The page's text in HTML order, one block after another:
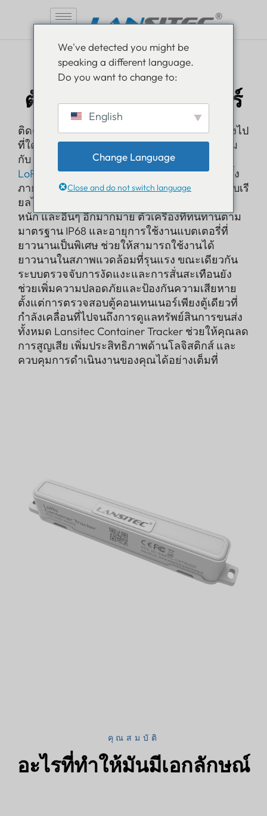
โลราวัน
ตัวติดตามคอนเทนเนอร์
ติดตามทรัพย์สินอันมีค่าของคุณไม่ว่าจะเดินทางไป
ที่ใดด้วย Lansitec Container Tracker ที่มาพร้อม
กับ GNSS, Bluetooth และเทคโนโลยี
LoRaWANโดดเด่นทั้งในด้านการระบุตำแหน่งทั้ง
ภายในและภายนอกอาคาร มอบการมองเห็นแบบเรี
ยลไทม์ในตู้คอนเทนเนอร์ ตู้ขนส่ง เครื่องจักรกล
หนัก และอื่นๆ อีกมากมาย ตัวเครื่องที่ทนทานตาม
มาตรฐาน IP68 และอายุการใช้งานแบตเตอรี่ที่
ยาวนานเป็นพิเศษ ช่วยให้สามารถใช้งานได้
ยาวนานในสภาพแวดล้อมที่รุนแรง ขณะเดียวกัน
ระบบตรวจจับการงัดแงะและการสั่นสะเทือนยัง
ช่วยเพิ่มความปลอดภัยและป้องกันความเสียหาย
ตั้งแต่การตรวจสอบตู้คอนเทนเนอร์เพียงตู้เดียวที่
กำลังเคลื่อนที่ไปจนถึงการดูแลทรัพย์สินการขนส่ง
ทั้งหมด Lansitec Container Tracker ช่วยให้คุณลด
การสูญเสีย เพิ่มประสิทธิภาพด้านโลจิสติกส์ และ
ควบคุมการดำเนินงานของคุณได้อย่างเต็มที่
คุณสมบัติ
อะไรที่ทำให้มันมีเอกลักษณ์
We've detected you might be
speaking a different language.
Do you want to change to:
English
Change Language
Close and do not switch language